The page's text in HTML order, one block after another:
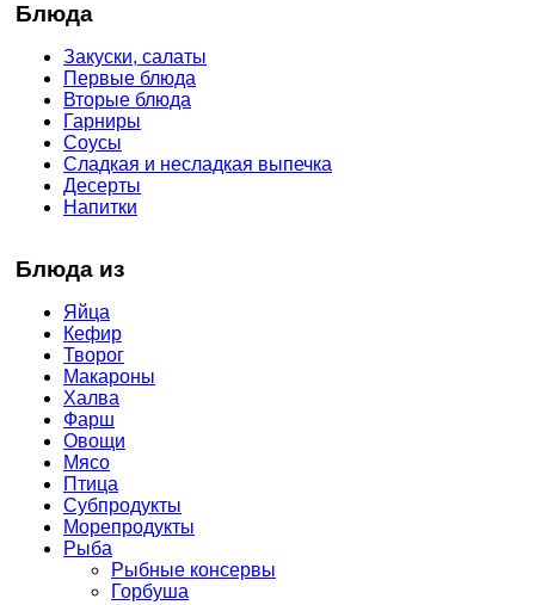
Блюда
Закуски, салаты
Первые блюда
Вторые блюда
Гарниры
Соусы
Сладкая и несладкая выпечка
Десерты
Напитки
Блюда из
Яйца
Кефир
Творог
Макароны
Халва
Фарш
Овощи
Мясо
Птица
Субпродукты
Морепродукты
Рыба
Рыбные консервы
Горбуша